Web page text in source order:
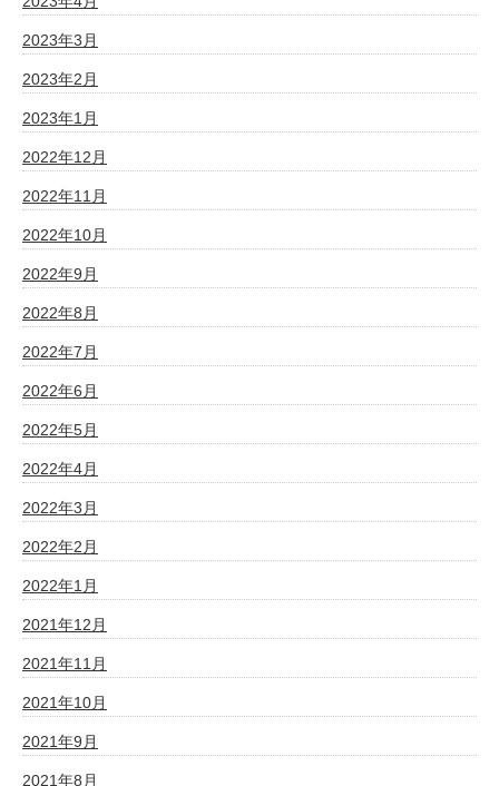
2023年3月
2023年2月
2023年1月
2022年12月
2022年11月
2022年10月
2022年9月
2022年8月
2022年7月
2022年6月
2022年5月
2022年4月
2022年3月
2022年2月
2022年1月
2021年12月
2021年11月
2021年10月
2021年9月
2021年8月